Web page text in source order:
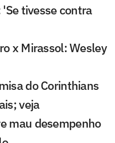
tivesse contra
x Mirassol: Wesley
do Corinthians
veja
mau desempenho